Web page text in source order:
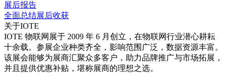
展后报告
全面总结展后收获
关于IOTE
IOTE 物联网展于 2009 年 6 月创立，在物联网行业潜心耕耘
十余载。参展企业种类齐全，影响范围广泛，数据资源丰富。
该展会能够为展商汇聚众多客户，助力品牌推广与市场拓展，
并且提供优惠补贴，堪称展商的理想之选。